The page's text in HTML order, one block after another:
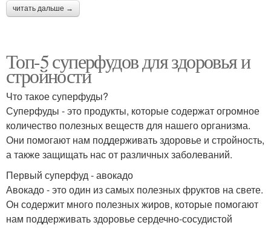
читать дальше →
Топ-5 суперфудов для здоровья и
стройности
Что такое суперфуды?
Суперфуды - это продукты, которые содержат огромное
количество полезных веществ для нашего организма.
Они помогают нам поддерживать здоровье и стройность,
а также защищать нас от различных заболеваний.
Первый суперфуд - авокадо
Авокадо - это один из самых полезных фруктов на свете.
Он содержит много полезных жиров, которые помогают
нам поддерживать здоровье сердечно-сосудистой